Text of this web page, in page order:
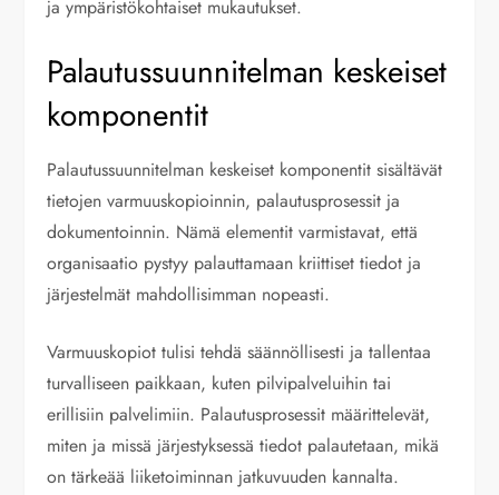
ja ympäristökohtaiset mukautukset.
Palautussuunnitelman keskeiset
komponentit
Palautussuunnitelman keskeiset komponentit sisältävät
tietojen varmuuskopioinnin, palautusprosessit ja
dokumentoinnin. Nämä elementit varmistavat, että
organisaatio pystyy palauttamaan kriittiset tiedot ja
järjestelmät mahdollisimman nopeasti.
Varmuuskopiot tulisi tehdä säännöllisesti ja tallentaa
turvalliseen paikkaan, kuten pilvipalveluihin tai
erillisiin palvelimiin. Palautusprosessit määrittelevät,
miten ja missä järjestyksessä tiedot palautetaan, mikä
on tärkeää liiketoiminnan jatkuvuuden kannalta.